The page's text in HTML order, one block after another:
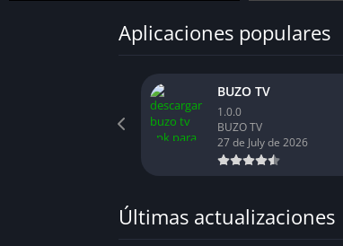
Aplicaciones populares
BUZO TV
1.0.0
BUZO TV
27 de July de 2026
Últimas actualizaciones